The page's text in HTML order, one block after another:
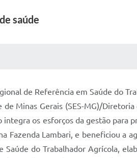
saúde
de Referência em Saúde do
Minas Gerais (SES-MG)/
integra os esforços da gestão
Fazenda Lambari, e beneficiou a
do Trabalhador Agrícola,